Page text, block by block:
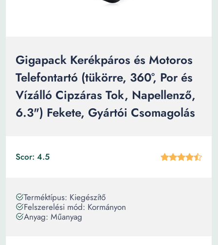
Gigapack Kerékpáros és Motoros
Telefontartó (tükörre, 360°, Por és
Vízálló Cipzáras Tok, Napellenző,
6.3") Fekete, Gyártói Csomagolás
Scor: 4.5
Terméktípus: Kiegészítő
Felszerelési mód: Kormányon
Anyag: Műanyag